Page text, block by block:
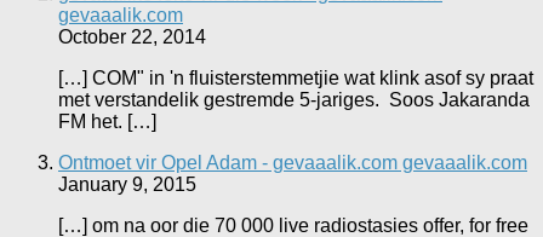
gevaaalik.com
October 22, 2014
[…] COM" in 'n fluisterstemmetjie wat klink asof sy praat
met verstandelik gestremde 5-jariges. Soos Jakaranda
FM het. […]
Ontmoet vir Opel Adam - gevaaalik.com gevaaalik.com
January 9, 2015
[…] om na oor die 70 000 live radiostasies offer, for free